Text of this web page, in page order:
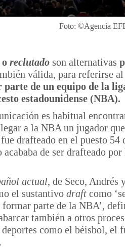
Foto: ©Agencia
o reclutado son alternativas
válida, para referirse
de un equipo de la
estadounidense (NBA).
es habitual
a la NBA un jugador
drafteado en el puesto 54
acababa de ser drafteado por
actual, de Seco, Andrés
el sustantivo draft como
formar parte de la NBA’,
también a otros
como el béisbol, el